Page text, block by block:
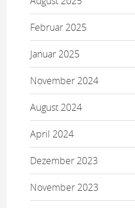
Februar 2025
Januar 2025
November 2024
August 2024
April 2024
Dezember 2023
November 2023